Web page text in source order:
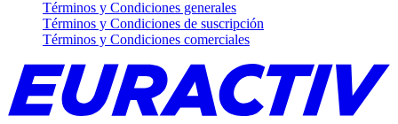
Términos y Condiciones generales
Términos y Condiciones de suscripción
Términos y Condiciones comerciales